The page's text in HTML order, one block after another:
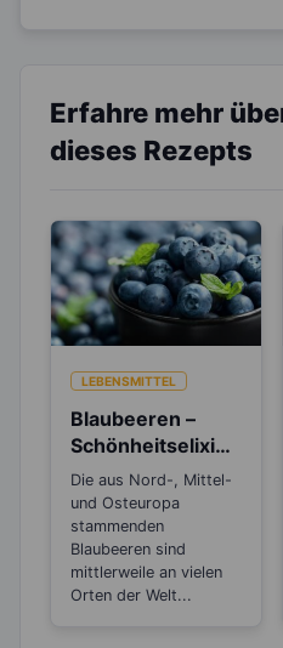
Erfahre mehr
dieses Rezepts
LEBENSMITTEL
Blaubeeren –
Schönheitselixier
für die Haut und
gut beim
Abnehmen
Die aus Nord-, Mittel-
und Osteuropa
stammenden
Blaubeeren sind
mittlerweile an vielen
Orten der Welt...